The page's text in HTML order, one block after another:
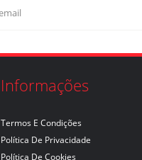
Informações
Termos E Condições
Política De Privacidade
Política De Cookies